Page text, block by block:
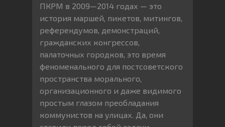
ПКРМ в 2009—2014 годах — это
история маршей, пикетов, митингов,
референдумов, демонстраций,
гражданских конгрессов,
палаточных городков, это время
феноменального для постсоветского
пространства морального,
организационного и даже видимого
простым глазом преобладания
коммунистов на улицах. Да, они